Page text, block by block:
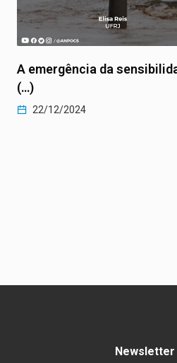
As mudanças climáticas na
agenda (…)
22/12/2024
Newsletter